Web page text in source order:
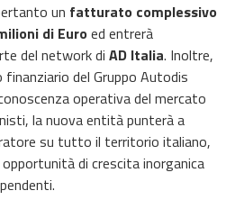
un fatturato complessivo
di Euro ed entrerà
del network di AD Italia. Inoltre,
del Gruppo Autodis
operativa del mercato
la nuova entità punterà a
su tutto il territorio italiano,
di crescita inorganica